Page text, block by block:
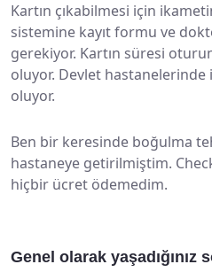
Kartın çıkabilmesi için
sistemine kayıt formu ve
gerekiyor. Kartın süresi
oluyor. Devlet
oluyor.
Ben bir keresinde boğulma
hastaneye getirilmiştim.
hiçbir ücret ödemedim.
Genel olarak yaşadığınız